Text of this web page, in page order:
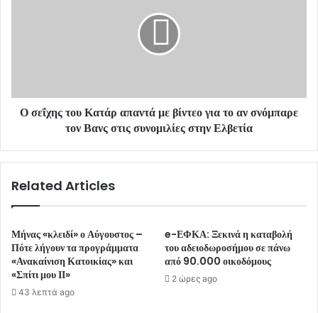
Ο σεΐχης του Κατάρ απαντά με βίντεο για το αν σνόμπαρε
τον Βανς στις συνομιλίες στην Ελβετία
Related Articles
Μήνας «κλειδί» ο Αύγουστος –
Πότε λήγουν τα προγράμματα
«Ανακαίνιση Κατοικίας» και
«Σπίτι μου ΙΙ»
43 λεπτά ago
e-ΕΦΚΑ: Ξεκινά η καταβολή
του αδειοδωροσήμου σε πάνω
από 90.000 οικοδόμους
2 ώρες ago